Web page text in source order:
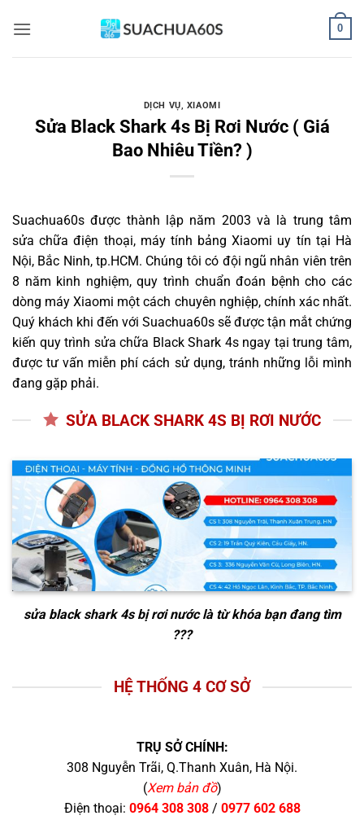
qua
0
DỊCH VỤ, XIAOMI
Sửa Black Shark 4s Bị Rơi Nước ( Giá
Bao Nhiêu Tiền? )
Suachua60s được thành lập năm 2003 và là trung tâm
sửa chữa điện thoại, máy tính bảng Xiaomi uy tín tại Hà
Nội, Bắc Ninh, tp.HCM. Chúng tôi có đội ngũ nhân viên trên
8 năm kinh nghiệm, quy trình chuẩn đoán bệnh cho các
dòng máy Xiaomi một cách chuyên nghiệp, chính xác nhất.
Quý khách khi đến với Suachua60s sẽ được tận mắt chứng
kiến quy trình sửa chữa Black Shark 4s ngay tại trung tâm,
được tư vấn miễn phí cách sử dụng, tránh những lỗi mình
đang gặp phải.
SỬA BLACK SHARK 4S BỊ RƠI NƯỚC
sửa black shark 4s bị rơi nướclà từ khóa bạn đang tìm
???
HỆ THỐNG 4 CƠ SỞ
TRỤ SỞ CHÍNH:
308 Nguyễn Trãi, Q.Thanh Xuân, Hà Nội.
(Xem bản đồ)
Điện thoại: 0964 308 308/ 0977 602 688